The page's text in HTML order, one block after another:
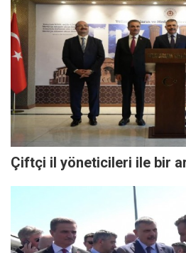
Çiftçi il yöneticileri ile bir